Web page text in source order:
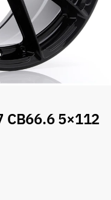
CB66.6 5×112